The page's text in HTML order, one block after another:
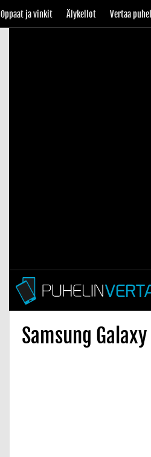
Oppaat ja vinkit Älykellot Vertaa
Samsung